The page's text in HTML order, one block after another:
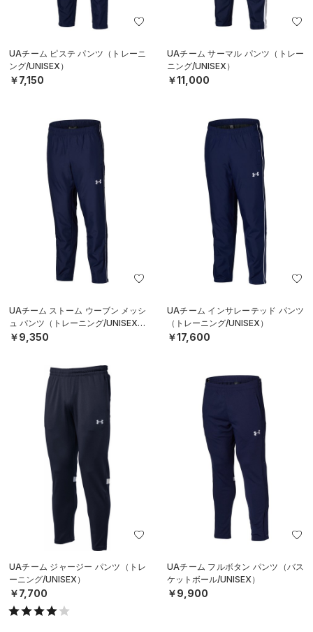
UAチーム ピステ パンツ（トレーニ
ング/UNISEX）
￥7,150
UAチーム サーマル パンツ（トレー
ニング/UNISEX）
￥11,000
UAチーム ストーム ウーブン メッシ
ュ パンツ（トレーニング/UNISEX）
￥9,350
UAチーム インサレーテッド パンツ
（トレーニング/UNISEX）
￥17,600
UAチーム ジャージー パンツ（トレ
ーニング/UNISEX）
￥7,700
UAチーム フルボタン パンツ（バス
ケットボール/UNISEX）
￥9,900